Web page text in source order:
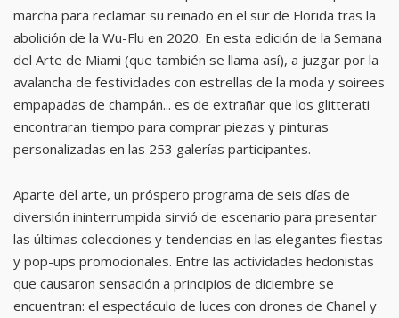
marcha para reclamar su reinado en el sur de Florida tras la
abolición de la Wu-Flu en 2020. En esta edición de la Semana
del Arte de Miami (que también se llama así), a juzgar por la
avalancha de festividades con estrellas de la moda y soirees
empapadas de champán... es de extrañar que los glitterati
encontraran tiempo para comprar piezas y pinturas
personalizadas en las 253 galerías participantes.
Aparte del arte, un próspero programa de seis días de
diversión ininterrumpida sirvió de escenario para presentar
las últimas colecciones y tendencias en las elegantes fiestas
y pop-ups promocionales. Entre las actividades hedonistas
que causaron sensación a principios de diciembre se
encuentran: el espectáculo de luces con drones de Chanel y